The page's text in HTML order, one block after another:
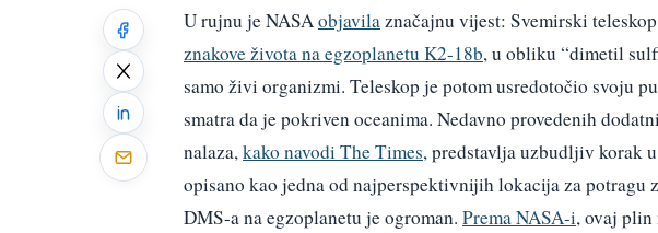
U rujnu je NASAobjavilaznačajnu vijest: Svemirski teleskop
znakove života na egzoplanetu K2-18b, u obliku “dimetil
samo živi organizmi. Teleskop je potom usredotočio svoju
smatra da je pokriven oceanima. Nedavno provedenih
nalaza,kako navodi The Times, predstavlja uzbudljiv korak
opisano kao jedna od najperspektivnijih lokacija za potragu
DMS-a na egzoplanetu je ogroman. Prema NASA-i, ovaj